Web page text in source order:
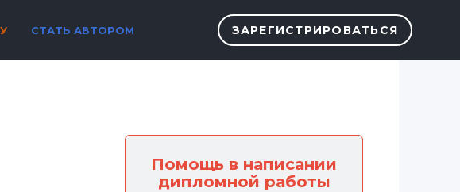
СТАТЬ АВТОРОМ ЗАРЕГИСТРИРОВАТЬСЯ
Помощь в написании
дипломной работы